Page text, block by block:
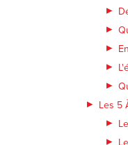
Les 5